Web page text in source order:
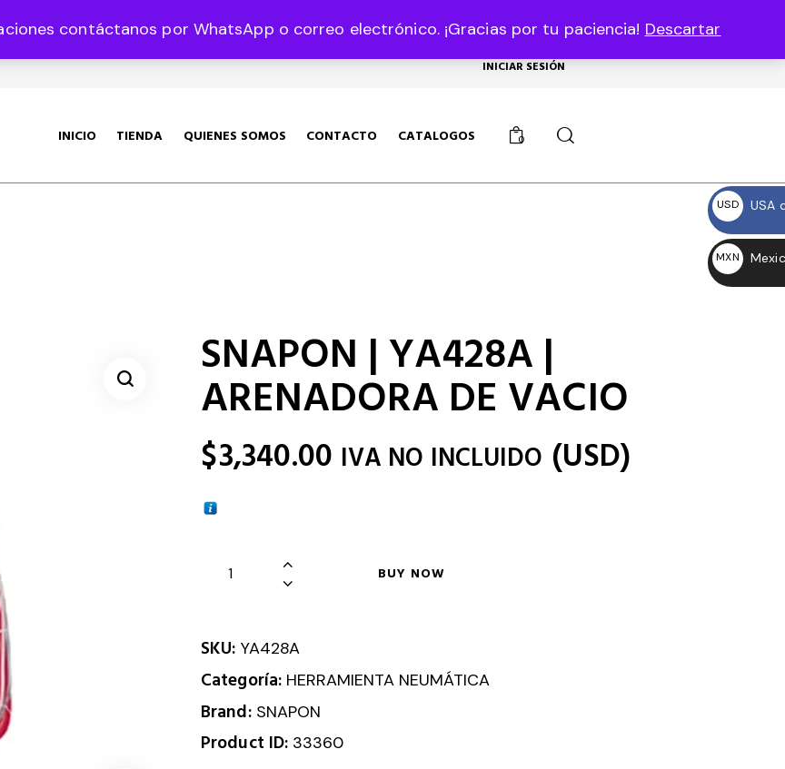
contáctanos por WhatsApp o correo electrónico. ¡Gracias por tu paciencia! Descartar
USD, $
INICIAR SESIÓN
INICIO TIENDA QUIENES SOMOS CONTACTO CATALOGOS 0
SNAPON | YA428A |
ARENADORA DE VACIO
$3,340.00 IVA NO INCLUIDO (USD)
BUY NOW
SKU: YA428A
Categoría: HERRAMIENTA NEUMÁTICA
Brand: SNAPON
Product ID: 33360
USD
USA
MXN